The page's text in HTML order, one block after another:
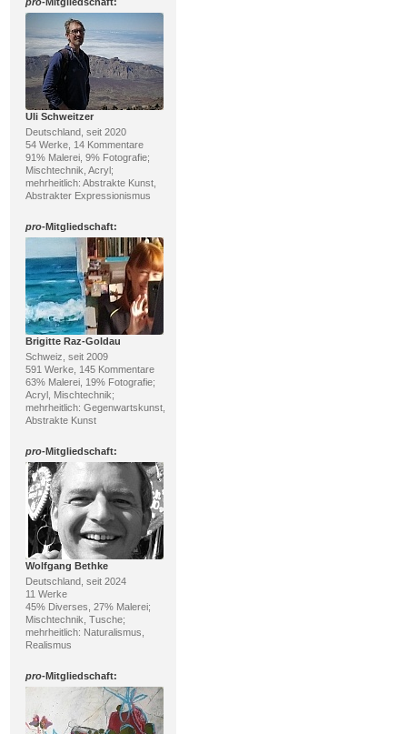
Uli Schweitzer
Deutschland, seit 2020
54 Werke, 14 Kommentare
91% Malerei, 9% Fotografie;
Mischtechnik, Acryl;
mehrheitlich: Abstrakte Kunst,
Abstrakter Expressionismus
pro-Mitgliedschaft:
Brigitte Raz-Goldau
Schweiz, seit 2009
591 Werke, 145 Kommentare
63% Malerei, 19% Fotografie;
Acryl, Mischtechnik;
mehrheitlich: Gegenwartskunst,
Abstrakte Kunst
pro-Mitgliedschaft:
Wolfgang Bethke
Deutschland, seit 2024
11 Werke
45% Diverses, 27% Malerei;
Mischtechnik, Tusche;
mehrheitlich: Naturalismus,
Realismus
pro-Mitgliedschaft: